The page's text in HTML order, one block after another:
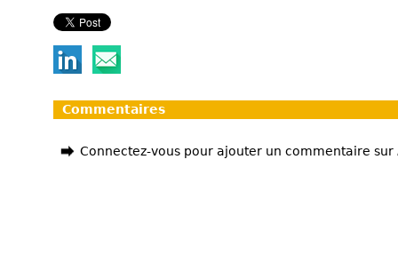
Commentaires
Connectez-vous pour ajouter un commentaire sur